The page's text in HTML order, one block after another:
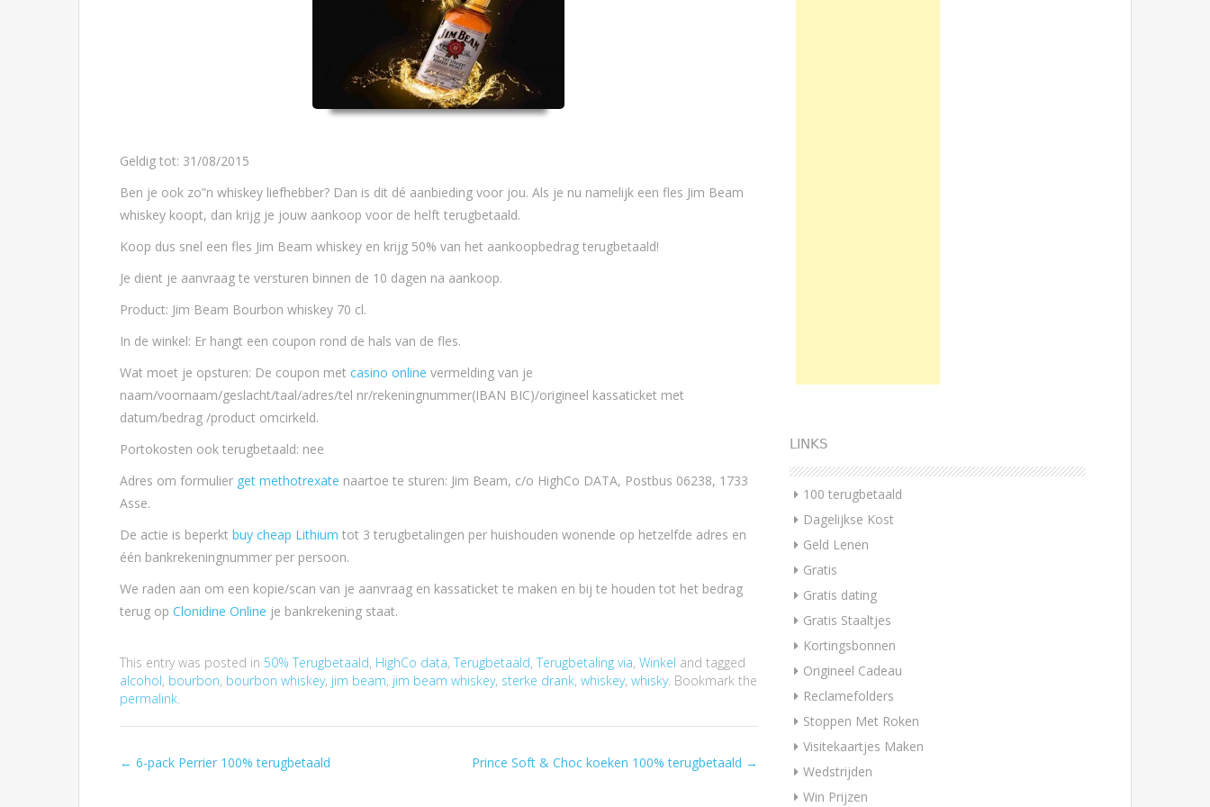
Geldig tot: 31/08/2015
Ben je ook zo”n whiskey liefhebber? Dan is dit dé aanbieding voor jou. Als je nu namelijk een fles Jim Beam
whiskey koopt, dan krijg je jouw aankoop voor de helft terugbetaald.
Koop dus snel een fles Jim Beam whiskey en krijg 50% van het aankoopbedrag terugbetaald!
Je dient je aanvraag te versturen binnen de 10 dagen na aankoop.
Product: Jim Beam Bourbon whiskey 70 cl.
In de winkel: Er hangt een coupon rond de hals van de fles.
Wat moet je opsturen: De coupon met casino online vermelding van je
naam/voornaam/geslacht/taal/adres/tel nr/rekeningnummer(IBAN BIC)/origineel kassaticket met
datum/bedrag /product omcirkeld.
Portokosten ook terugbetaald: nee
Adres om formulier get methotrexate naartoe te sturen: Jim Beam, c/o HighCo DATA, Postbus 06238, 1733
Asse.
De actie is beperkt buy cheap Lithium tot 3 terugbetalingen per huishouden wonende op hetzelfde adres en
één bankrekeningnummer per persoon.
We raden aan om een kopie/scan van je aanvraag en kassaticket te maken en bij te houden tot het bedrag
terug op Clonidine Online je bankrekening staat.
This entry was posted in 50% Terugbetaald, HighCo data, Terugbetaald, Terugbetaling via, Winkel and tagged
alcohol, bourbon, bourbon whiskey, jim beam, jim beam whiskey, sterke drank, whiskey, whisky. Bookmark the
permalink.
← 6-pack Perrier 100% terugbetaald Prince Soft & Choc koeken 100% terugbetaald →
LINKS
100 terugbetaald
Dagelijkse Kost
Geld Lenen
Gratis
Gratis dating
Gratis Staaltjes
Kortingsbonnen
Origineel Cadeau
Reclamefolders
Stoppen Met Roken
Visitekaartjes Maken
Wedstrijden
Win Prijzen